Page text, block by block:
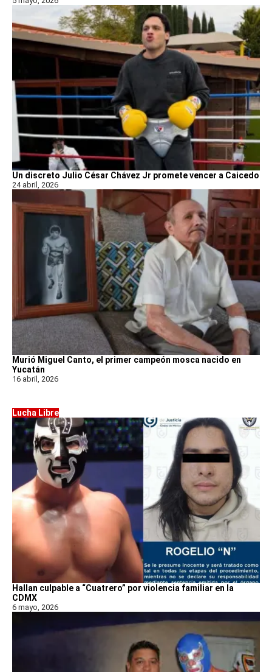
Un discreto Julio César Chávez Jr promete vencer a Caicedo
24 abril, 2026
Murió Miguel Canto, el primer campeón mosca nacido en
Yucatán
16 abril, 2026
Lucha Libre
Hallan culpable a “Cuatrero” por violencia familiar en la
CDMX
6 mayo, 2026